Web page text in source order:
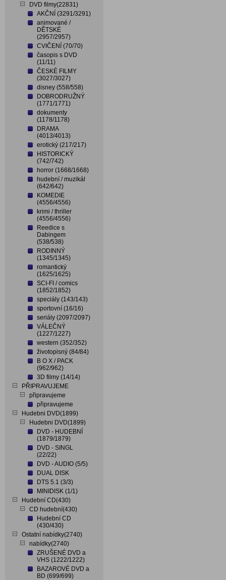
DVD filmy(22831)
AKČNÍ (3291/3291)
animované /
DĚTSKÉ
(2957/2957)
CVIČENÍ (70/70)
časopis s DVD
(11/11)
ČESKÉ FILMY
(3027/3027)
disney (558/558)
DOBRODRUŽNÝ
(1771/1771)
dokumenty
(1178/1178)
DRAMA
(4013/4013)
erotický (217/217)
HISTORICKÝ
(742/742)
horror (1668/1668)
hudební / muzikál
(642/642)
KOMEDIE
(4556/4556)
krimi / thriller
(4556/4556)
Reedice s
Dabingem
(538/538)
RODINNÝ
(1345/1345)
romantický
(1625/1625)
SCI-FI / comics
(1852/1852)
speciály (143/143)
sportovní (16/16)
seriály (2097/2097)
VÁLEČNÝ
(1227/1227)
western (352/352)
životopisný (84/84)
B O X / PACK
(962/962)
3D filmy (14/14)
PŘIPRAVUJEME
připravujeme
připravujeme
Hudebni DVD(1899)
Hudebni DVD(1899)
DVD - HUDEBNÍ
(1879/1879)
DVD - SINGL
(22/22)
DVD - AUDIO (5/5)
DUAL DISK
DTS 5.1 (3/3)
MINIDISK (1/1)
Hudební CD(430)
CD hudební(430)
Hudební CD
(430/430)
Ostatní nabídky(2740)
nabídky(2740)
ZRUŠENÉ DVD a
VHS (1222/1222)
BAZAROVÉ DVD a
BD (699/699)